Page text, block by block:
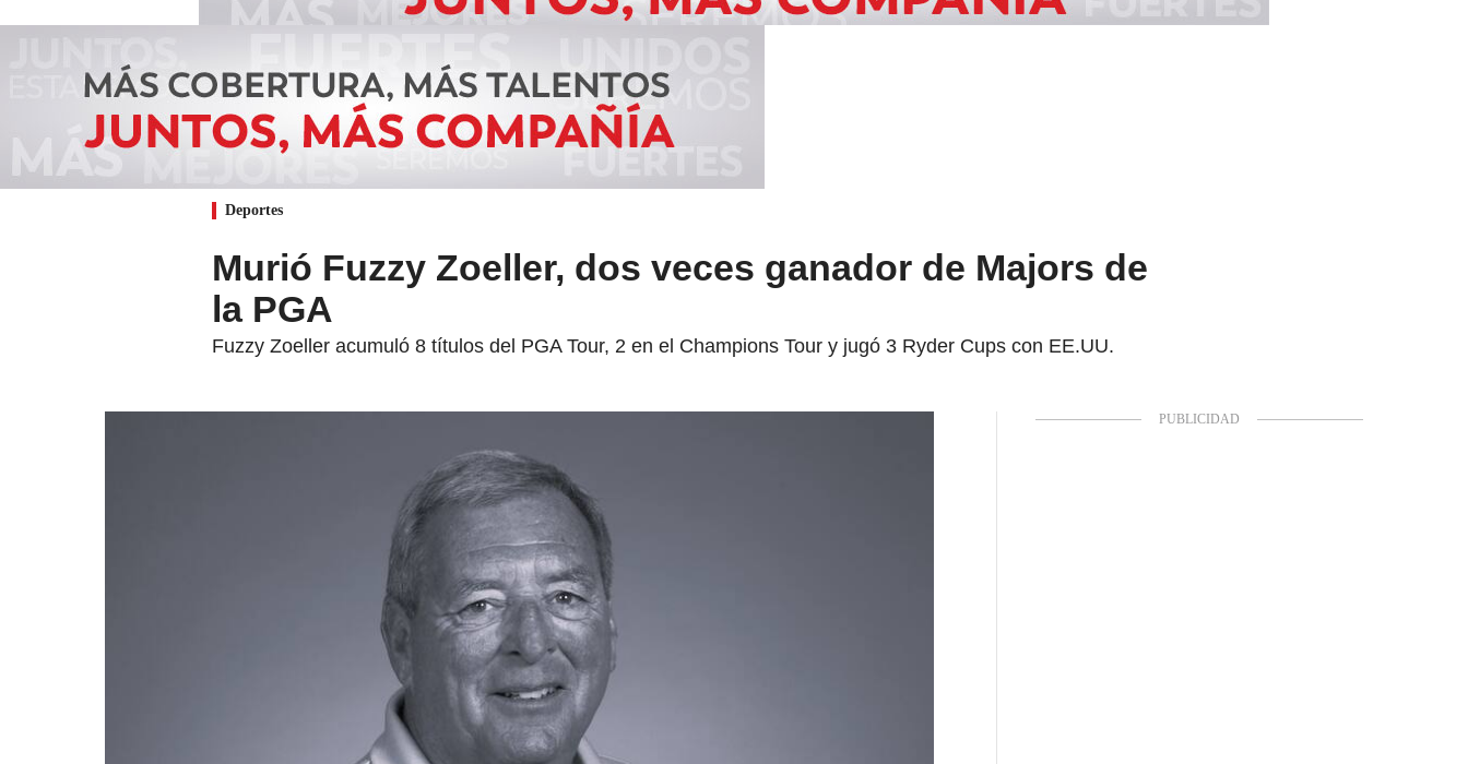
Deportes
Murió Fuzzy Zoeller, dos veces ganador de Majors de
la PGA
Fuzzy Zoeller acumuló 8 títulos del PGA Tour, 2 en el Champions Tour y jugó 3 Ryder Cups con EE.UU.